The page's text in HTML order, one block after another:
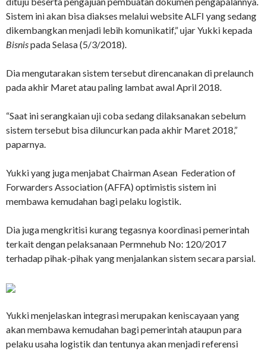
Sistem ini akan bisa diakses melalui website ALFI yang sedang
dikembangkan menjadi lebih komunikatif,” ujar Yukki kepada
Bisnispada Selasa (5/3/2018).
Dia mengutarakan sistem tersebut direncanakan di prelaunch
pada akhir Maret atau paling lambat awal April 2018.
“Saat ini serangkaian uji coba sedang dilaksanakan sebelum
sistem tersebut bisa diluncurkan pada akhir Maret 2018,”
paparnya.
Yukki yang juga menjabat Chairman Asean Federation of
Forwarders Association (AFFA) optimistis sistem ini
membawa kemudahan bagi pelaku logistik.
Dia juga mengkritisi kurang tegasnya koordinasi pemerintah
terkait dengan pelaksanaan Permnehub No: 120/2017
terhadap pihak-pihak yang menjalankan sistem secara parsial.
Yukki menjelaskan integrasi merupakan keniscayaan yang
akan membawa kemudahan bagi pemerintah ataupun para
pelaku usaha logistik dan tentunya akan menjadi referensi